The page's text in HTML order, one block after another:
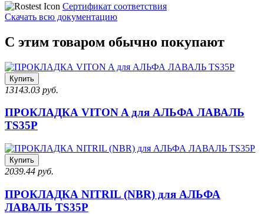
Сертификат соответствия
Скачать всю документацию
С этим товаром обычно покупают
Купить
13143.03 руб.
ПРОКЛАДКА VITON A для АЛЬФА ЛАВАЛЬ
TS35P
Купить
2039.44 руб.
ПРОКЛАДКА NITRIL (NBR) для АЛЬФА
ЛАВАЛЬ TS35P